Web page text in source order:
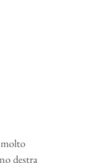
molto
destra